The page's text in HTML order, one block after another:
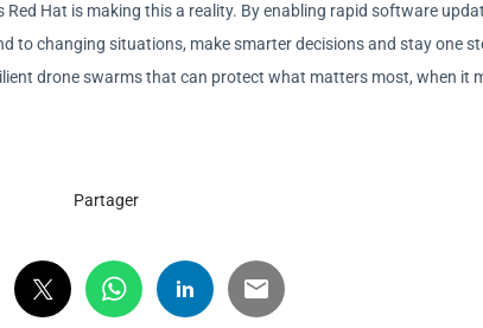
Hat is making this a reality. By enabling rapid software
to changing situations, make smarter decisions and stay one
drone swarms that can protect what matters most, when it
Partager